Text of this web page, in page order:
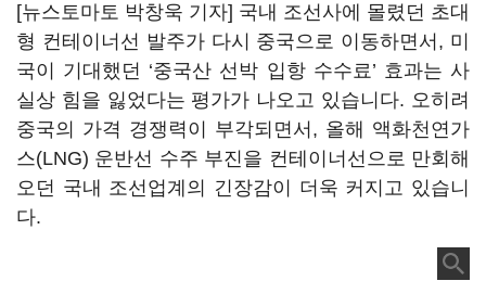
[뉴스토마토 박창욱 기자] 국내 조선사에 몰렸던 초대
형 컨테이너선 발주가 다시 중국으로 이동하면서, 미
국이 기대했던 ‘중국산 선박 입항 수수료’ 효과는 사
실상 힘을 잃었다는 평가가 나오고 있습니다. 오히려
중국의 가격 경쟁력이 부각되면서, 올해 액화천연가
스(LNG) 운반선 수주 부진을 컨테이너선으로 만회해
오던 국내 조선업계의 긴장감이 더욱 커지고 있습니
다.